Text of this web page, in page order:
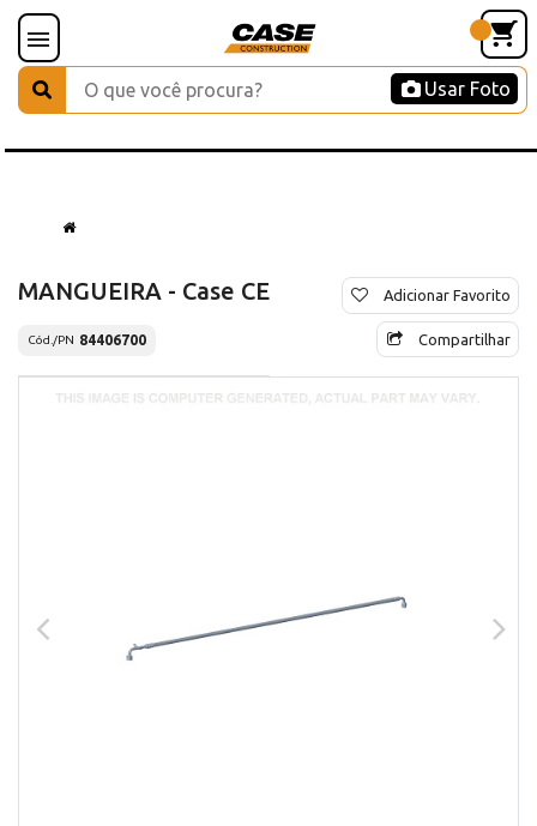
Usar Foto
MANGUEIRA - Case CE
Cód./PN 84406700
Adicionar Favorito
Compartilhar